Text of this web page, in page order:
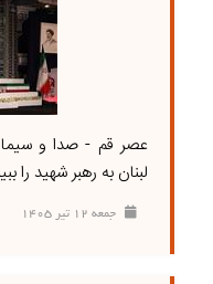
عصر قم - صدا و
لبنان به رهبر شهید را
جمعه ۱۲ تير ۱۴۰۵